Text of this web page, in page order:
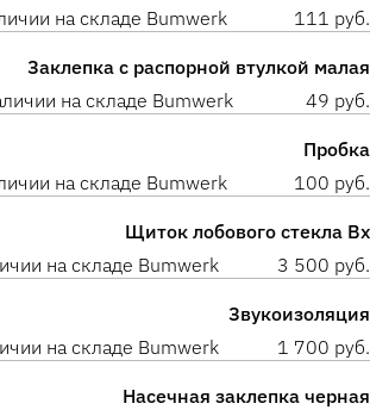
на складе Bumwerk 111 руб.
Заклепка с распорной втулкой малая
на складе Bumwerk 49 руб.
Пробка
на складе Bumwerk 100 руб.
Щиток лобового стекла Вх
на складе Bumwerk 3 500 руб.
Звукоизоляция
на складе Bumwerk 1 700 руб.
Насечная заклепка черная